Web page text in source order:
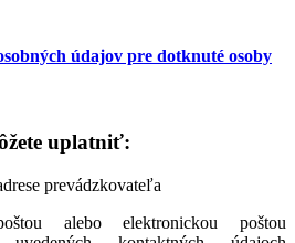
údajov pre dotknuté osoby
uplatniť:
prevádzkovateľa
alebo elektronickou poštou